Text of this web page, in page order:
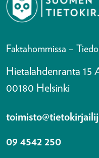
Faktahommissa –
Hietalahdenranta 15
00180 Helsinki
09 4542 250